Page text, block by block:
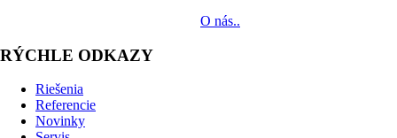
O nás..
RÝCHLE ODKAZY
Riešenia
Referencie
Novinky